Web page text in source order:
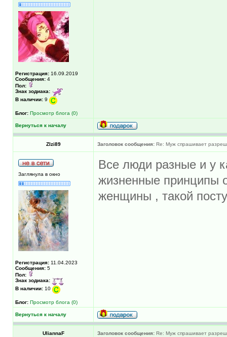
Регистрация: 16.09.2019
Сообщения: 4
Пол:
Знак зодиака:
В наличии: 9
Блог: Просмотр блога (0)
Вернуться к началу
ZIzi89 Заголовок сообщения: Re: Муж спрашивает
Заглянула в окно
Регистрация: 11.04.2023
Сообщения: 5
Пол:
Знак зодиака:
В наличии: 10
Блог: Просмотр блога (0)
Все люди разные и у
жизненные принципы
женщины , такой
Вернуться к началу
UliannaF Заголовок сообщения: Re: Муж спрашивает